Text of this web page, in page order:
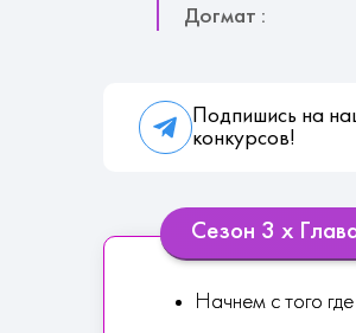
Догмат :
Подпишись на
конкурсов!
Сезон 3 х
Начнем с того